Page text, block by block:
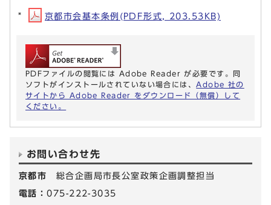
京都市会基本条例(PDF形式, 203.53KB)
PDFファイルの閲覧には Adobe Reader が必要です。同
ソフトがインストールされていない場合には、 Adobe 社の
サイトから Adobe Reader をダウンロード（無償）して
ください。
お問い合わせ先
京都市 総合企画局市長公室政策企画調整担当
電話：075-222-3035